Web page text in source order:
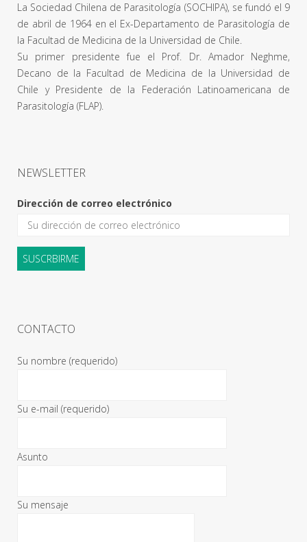
La Sociedad Chilena de Parasitología (SOCHIPA), se fundó el 9
de abril de 1964 en el Ex-Departamento de Parasitología de
la Facultad de Medicina de la Universidad de Chile.
Su primer presidente fue el Prof. Dr. Amador Neghme,
Decano de la Facultad de Medicina de la Universidad de
Chile y Presidente de la Federación Latinoamericana de
Parasitología (FLAP).
NEWSLETTER
Dirección de correo electrónico
CONTACTO
Su nombre (requerido)
Su e-mail (requerido)
Asunto
Su mensaje